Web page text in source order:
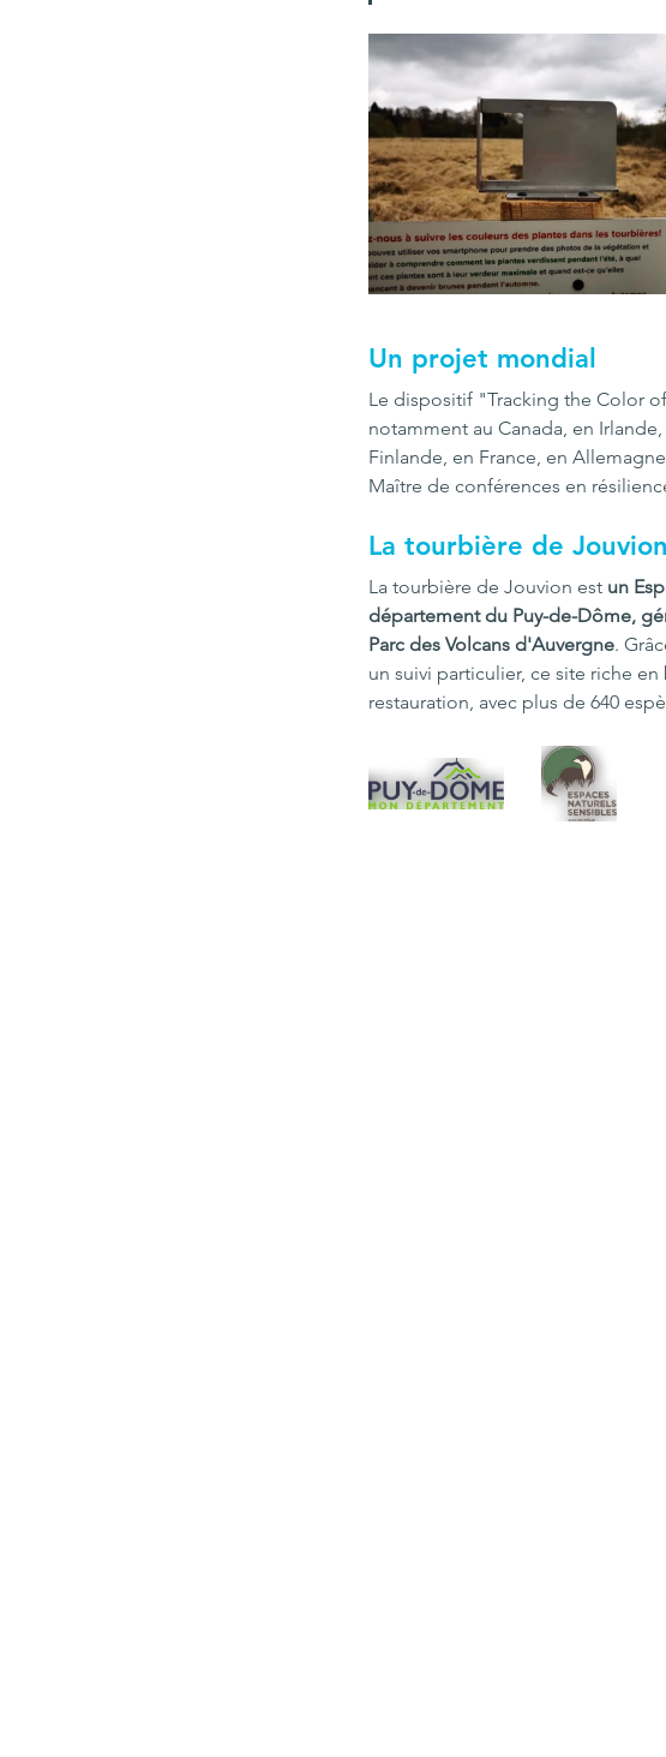
Un projet mondial
Le dispositif "Tracking the Color
notamment au Canada, en
Finlande, en France, en
Maître de conférences en
La tourbière de
La tourbière de Jouvion est un
département du Puy-de-Dôme,
Parc des Volcans d'Auvergne.
un suivi particulier, ce site riche
restauration, avec plus de 640